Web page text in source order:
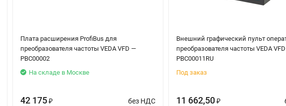
Плата расширения ProfiBus для
преобразователя частоты VEDA VFD —
PBC00002
На складе в Москве
42 175 ₽ без НДС
Внешний графический пульт
преобразователя частоты VEDA
PBC00011RU
Под заказ
11 662,50 ₽